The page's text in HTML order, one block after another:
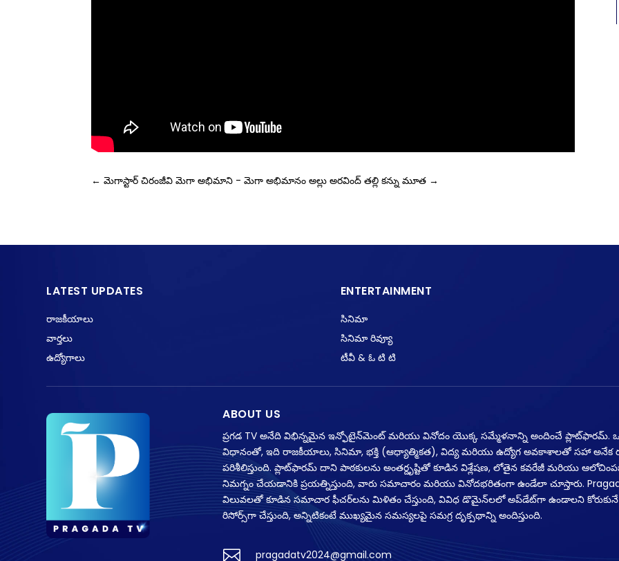
← మెగాస్టార్ చిరంజీవి మెగా అభిమాని - మెగా అభిమానం అల్లు అరవింద్ తల్లి కన్ను మూత →
LATEST UPDATES
రాజకీయాలు
వార్తలు
ఉద్యోగాలు
ENTERTAINMENT
సినిమా
సినిమా రివ్యూ
టీవీ & ఓ టి టి
ABOUT US
ప్రగడ TV అనేది విభిన్నమైన ఇన్ఫోటైన్‌మెంట్ మరియు వినోదం యొక్క సమ్మేళనాన్ని అందించే ప్లాట్‌ఫారమ్.
విధానంతో, ఇది రాజకీయాలు, సినిమా, భక్తి (ఆధ్యాత్మికత), విద్య మరియు ఉద్యోగ అవకాశాలతో సహా అనేక
పరిశీలిస్తుంది. ప్లాట్‌ఫారమ్ దాని పాఠకులను అంతర్దృష్టితో కూడిన విశ్లేషణ, లోతైన కవరేజీ మరియు
నిమగ్నం చేయడానికి ప్రయత్నిస్తుంది, వారు సమాచారం మరియు వినోదభరితంగా ఉండేలా చూస్తారు.
విలువలతో కూడిన సమాచార ఫీచర్‌లను మిళితం చేస్తుంది, వివిధ డొమైన్‌లలో అప్‌డేట్‌గా ఉండాలని
రిసోర్స్‌గా చేస్తుంది, అన్నిటికంటే ముఖ్యమైన సమస్యలపై సమగ్ర దృక్పథాన్ని అందిస్తుంది.
 pragadatv2024@gmail.com